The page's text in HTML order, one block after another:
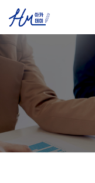
HM 아카데미
대입 상품
컨설팅신청
커뮤니티